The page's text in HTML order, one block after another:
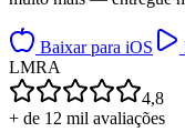
Baixar para iOS
LMRA
4,8
+ de 12 mil avaliações